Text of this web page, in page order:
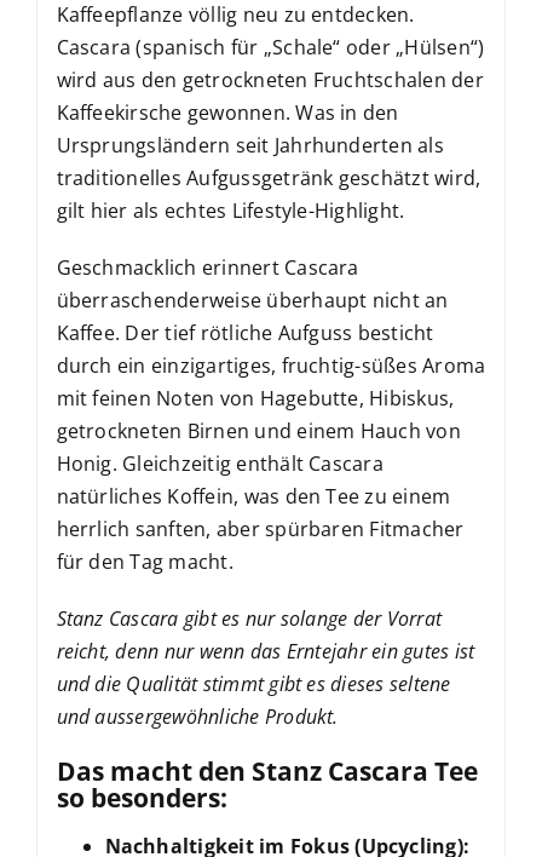
Kaffeepflanze völlig neu zu entdecken.
Cascara (spanisch für „Schale“ oder „Hülsen“)
wird aus den getrockneten Fruchtschalen der
Kaffeekirsche gewonnen. Was in den
Ursprungsländern seit Jahrhunderten als
traditionelles Aufgussgetränk geschätzt wird,
gilt hier als echtes Lifestyle-Highlight.
Geschmacklich erinnert Cascara
überraschenderweise überhaupt nicht an
Kaffee. Der tief rötliche Aufguss besticht
durch ein einzigartiges, fruchtig-süßes Aroma
mit feinen Noten von Hagebutte, Hibiskus,
getrockneten Birnen und einem Hauch von
Honig. Gleichzeitig enthält Cascara
natürliches Koffein, was den Tee zu einem
herrlich sanften, aber spürbaren Fitmacher
für den Tag macht.
Stanz Cascara gibt es nur solange der Vorrat
reicht, denn nur wenn das Erntejahr ein gutes ist
und die Qualität stimmt gibt es dieses seltene
und aussergewöhnliche Produkt.
Das macht den Stanz Cascara Tee
so besonders:
Nachhaltigkeit im Fokus (Upcycling):